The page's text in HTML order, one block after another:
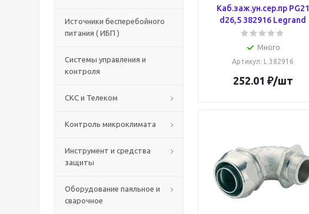
Источники бесперебойного
питания ( ИБП )
Системы управления и
контроля
СКС и Телеком
Контроль микроклимата
Инструмент и средства
защиты
Оборудование паяльное и
сварочное
Каб.заж.ун.сер.пр PG21
d26,5 382916 Legrand
Много
Артикул: L 382916
252.01 ₽/шт